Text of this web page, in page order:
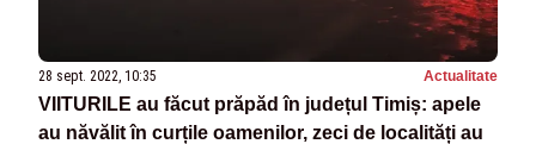
28 sept. 2022, 10:35 Actualitate
VIITURILE au făcut prăpăd în județul Timiș: apele
au năvălit în curțile oamenilor, zeci de localități au